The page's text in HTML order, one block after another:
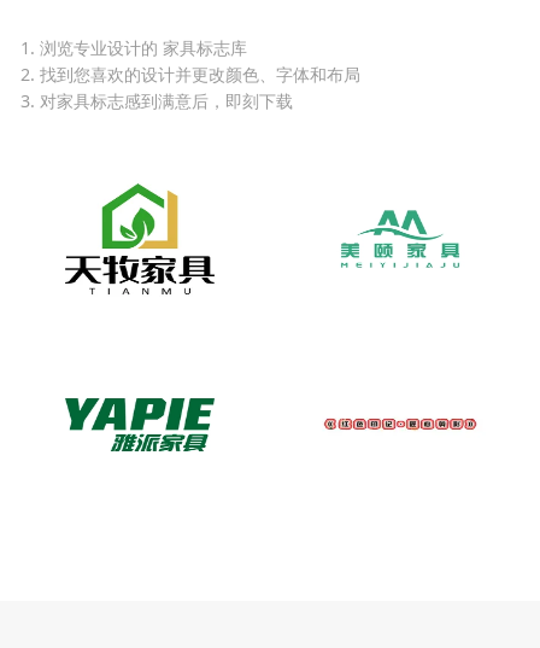
1. 浏览专业设计的 家具标志库
2. 找到您喜欢的设计并更改颜色、字体和布局
3. 对家具标志感到满意后，即刻下载